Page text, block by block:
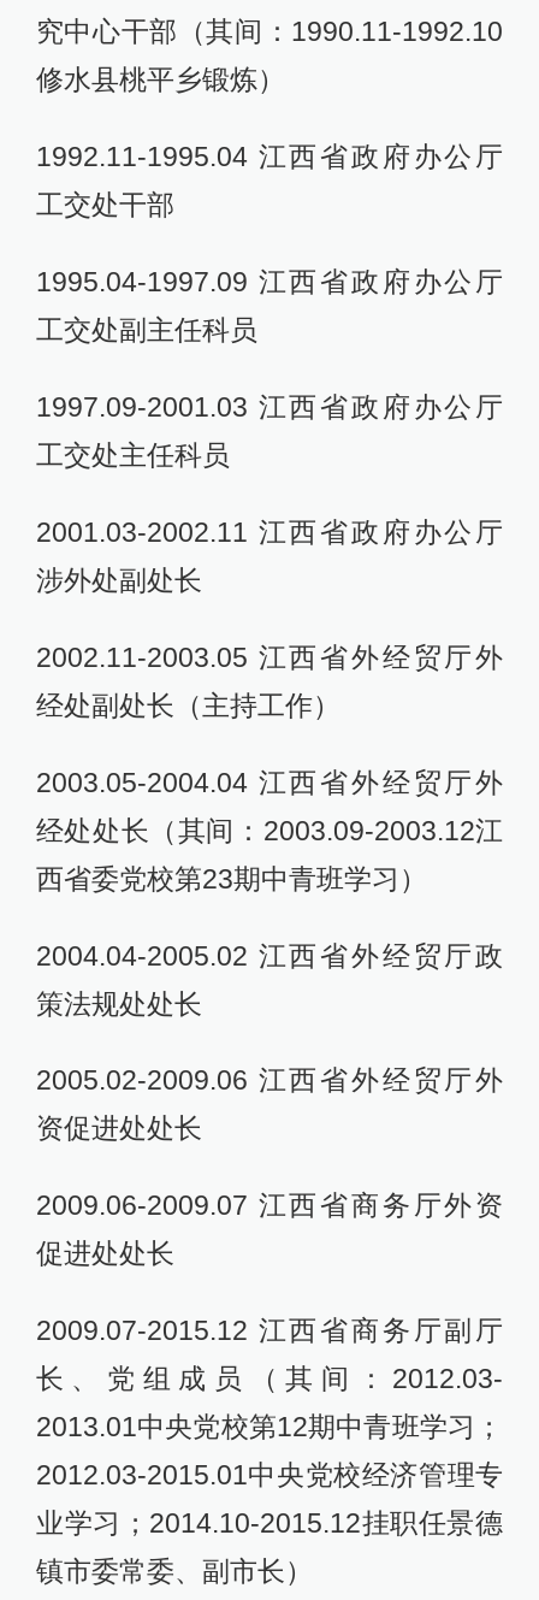
究中心干部（其间：1990.11-1992.10
修水县桃平乡锻炼）
1992.11-1995.04 江西省政府办公厅
工交处干部
1995.04-1997.09 江西省政府办公厅
工交处副主任科员
1997.09-2001.03 江西省政府办公厅
工交处主任科员
2001.03-2002.11 江西省政府办公厅
涉外处副处长
2002.11-2003.05 江西省外经贸厅外
经处副处长（主持工作）
2003.05-2004.04 江西省外经贸厅外
经处处长（其间：2003.09-2003.12江
西省委党校第23期中青班学习）
2004.04-2005.02 江西省外经贸厅政
策法规处处长
2005.02-2009.06 江西省外经贸厅外
资促进处处长
2009.06-2009.07 江西省商务厅外资
促进处处长
2009.07-2015.12 江西省商务厅副厅
长、党组成员（其间：2012.03-
2013.01中央党校第12期中青班学习；
2012.03-2015.01中央党校经济管理专
业学习；2014.10-2015.12挂职任景德
镇市委常委、副市长）